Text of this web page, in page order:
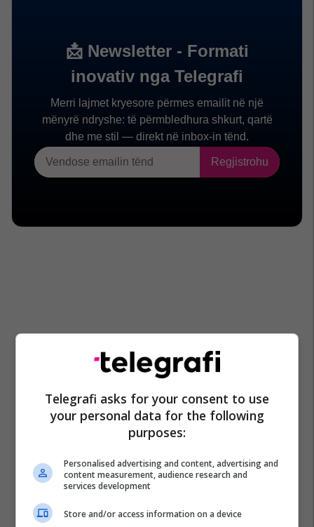
Telegrafi asks for your consent to use
your personal data for the following
purposes:
Personalised advertising and content, advertising and
content measurement, audience research and
services development
Store and/or access information on a device